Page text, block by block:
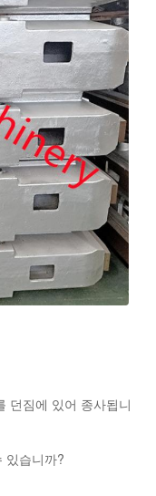
성 보고, 인장 강도
던짐에 있어 종사됩니
있습니까?